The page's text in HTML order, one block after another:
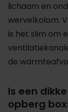
lichaam en
wervelkolom.
is het slim om
de
Is een
opberg